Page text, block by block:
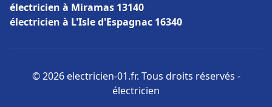
électricien à Miramas 13140
électricien à L'Isle d'Espagnac 16340
© 2026 electricien-01.fr. Tous droits réservés -
électricien